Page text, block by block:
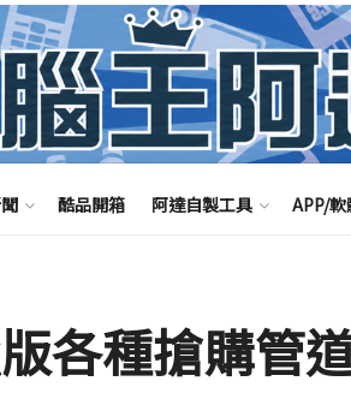
酷品開箱 阿達自製工具 APP/
各種搶購管